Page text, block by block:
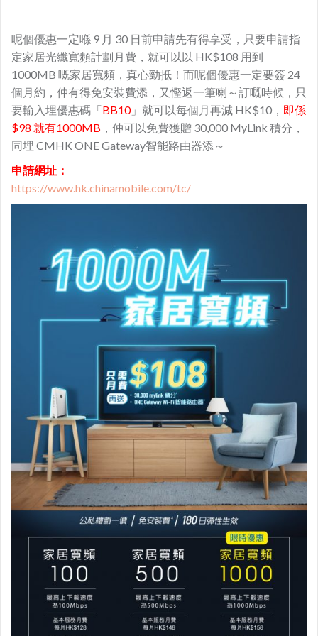
呢個優惠一定喺 9 月 30 日前申請先有得享受，只要申請指
定家居光纖寬頻計劃月費，就可以以 HK$108 用到
1000MB 嘅家居寬頻，真心勁抵！而呢個優惠一定要簽 24
個月約，仲有得免安裝費添，又慳返一筆喇～訂嘅時候，只
要輸入埋優惠碼「BB10」就可以每個月再減 HK$10， 即係
$98 就有1000MB ，仲可以免費獲贈 30,000 MyLink 積分，
同埋 CMHK ONE Gateway智能路由器添～
申請網址：
https://www.hk.chinamobile.com/tc/